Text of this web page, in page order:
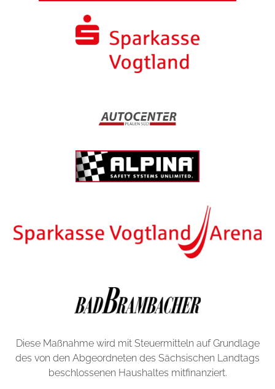
Diese Maßnahme wird mit Steuermitteln auf Grundlage
des von den Abgeordneten des Sächsischen Landtags
beschlossenen Haushaltes mitfinanziert.